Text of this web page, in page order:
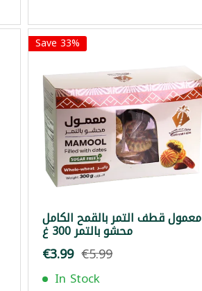
Save 33%
معمول قطف التمر بالقمح الكامل
محشو بالتمر 300 غ
€3.99 €5.99
In Stock